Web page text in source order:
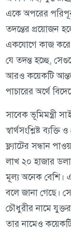
একে অপরের
তদন্তের প্রয়োজন
একযোগে কাজ
যে তদন্ত হচ্ছে,
আরও কয়েকটি
পাচারের অর্থে
সাবেক ভূমিমন্ত্রী
স্বার্থসংশ্লিষ্ট
ফ্ল্যাটের সন্ধান
লাখ ২০ হাজার
মূল্য অনেক বেশি।
বলে জানা গেছে।
চৌধুরীর নামে
তার নামেও কয়েকটি